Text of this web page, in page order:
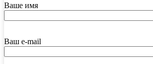
Ваше имя
Ваш e-mail